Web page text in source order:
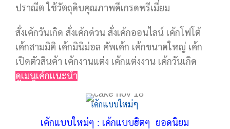
ปราณีต ใช้วัตถุดิบคุณภาพดีเกรดพรีเมี่ยม
สั่งเค้กวันเกิด สั่งเค้กด่วน สั่งเค้กออนไลน์ เค้กโฟโต้
เค้กสามมิติ เค้กมินิม่อล คัพเค้ก เค้กขนาดใหญ่ เค้ก
เปิดตัวสินค้า เค้กงานแต่ง เค้กแต่งงาน เค้กวันเกิด
ดูเมนูเค้กแนะนำ
เค้กแบบใหม่ๆ
เค้กแบบใหม่ๆ : เค้กแบบฮิตๆ ยอดนิยม